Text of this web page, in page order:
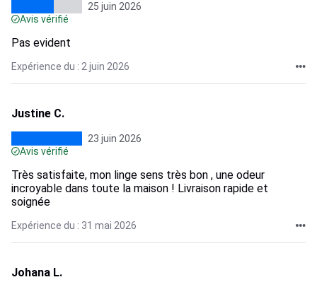
25 juin 2026
Avis vérifié
Pas evident
Expérience du : 2 juin 2026
Justine C.
23 juin 2026
Avis vérifié
Très satisfaite, mon linge sens très bon , une odeur
incroyable dans toute la maison ! Livraison rapide et
soignée
Expérience du : 31 mai 2026
Johana L.